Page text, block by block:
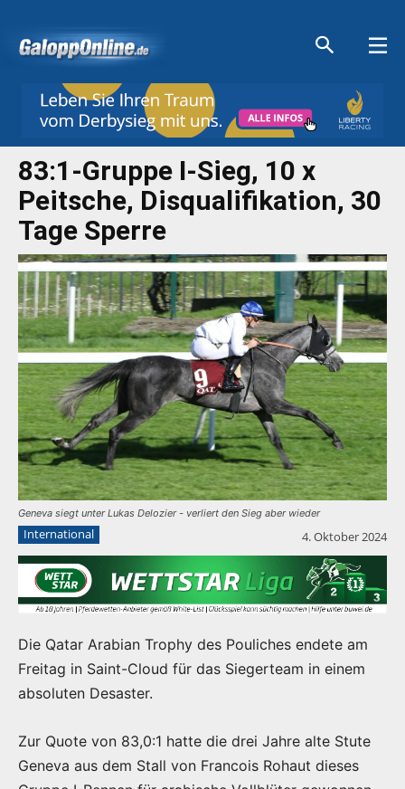
83:1-Gruppe I-Sieg, 10 x
Peitsche, Disqualifikation, 30
Tage Sperre
Geneva siegt unter Lukas Delozier - verliert den Sieg aber wieder
International 4. Oktober 2024
Die Qatar Arabian Trophy des Pouliches endete am
Freitag in Saint-Cloud für das Siegerteam in einem
absoluten Desaster.
Zur Quote von 83,0:1 hatte die drei Jahre alte Stute
Geneva aus dem Stall von Francois Rohaut dieses